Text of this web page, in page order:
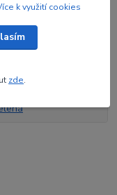
k využití cookies
zde.